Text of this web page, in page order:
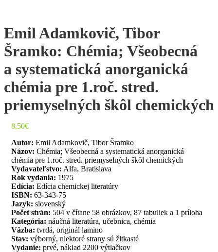
Emil Adamkovič, Tibor
Šramko: Chémia; Všeobecná
a systematická anorganická
chémia pre 1.roč. stred.
priemyselných škôl chemických
8,50€
Autor: Emil Adamkovič, Tibor Šramko
Názov: Chémia; Všeobecná a systematická anorganická
chémia pre 1.roč. stred. priemyselných škôl chemických
Vydavateľstvo: Alfa, Bratislava
Rok vydania: 1975
Edícia: Edícia chemickej literatúry
ISBN: 63-343-75
Jazyk: slovenský
Počet strán: 504 v čítane 58 obrázkov, 87 tabuliek a 1 príloha
Kategória: náučná literatúra, učebnica, chémia
Väzba: tvrdá, originál lamino
Stav: výborný, niektoré strany sú žltkasté
Vydanie: prvé, náklad 2200 výtlačkov